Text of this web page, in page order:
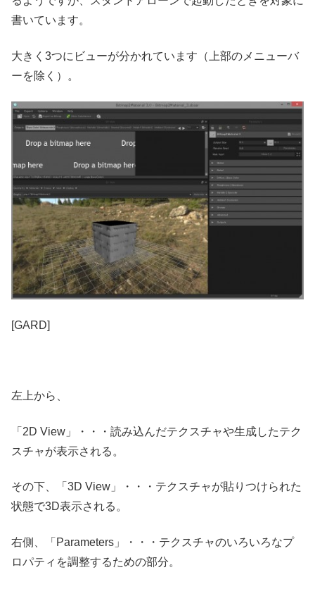
書いています。
大きく3つにビューが分かれています（上部のメニューバ
ーを除く）。
[GARD]
左上から、
「2D View」・・・読み込んだテクスチャや生成したテク
スチャが表示される。
その下、「3D View」・・・テクスチャが貼りつけられた
状態で3D表示される。
右側、「Parameters」・・・テクスチャのいろいろなプ
ロパティを調整するための部分。